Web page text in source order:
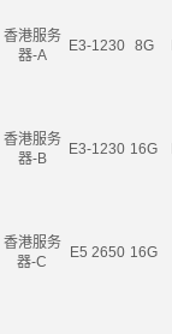
香港服务
器-A
E3-1230 8G
香港服务
器-B
E3-1230 16G
香港服务
器-C
E5 2650 16G